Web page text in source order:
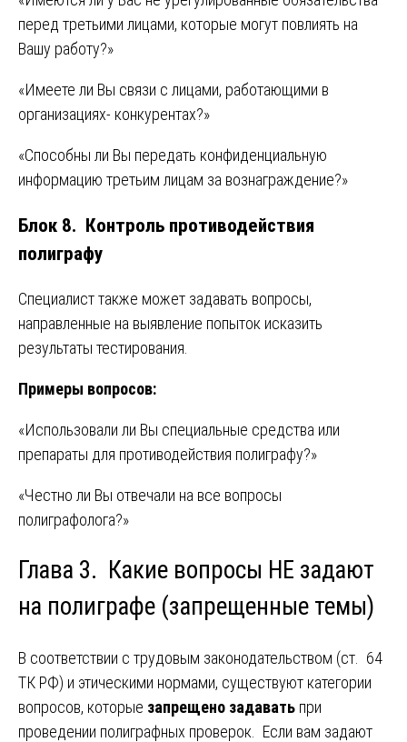
перед третьими лицами, которые могут повлиять на
Вашу работу?»
«Имеете ли Вы связи с лицами, работающими в
организациях- конкурентах?»
«Способны ли Вы передать конфиденциальную
информацию третьим лицам за вознаграждение?»
Блок 8. Контроль противодействия
полиграфу
Специалист также может задавать вопросы,
направленные на выявление попыток исказить
результаты тестирования.
Примеры вопросов:
«Использовали ли Вы специальные средства или
препараты для противодействия полиграфу?»
«Честно ли Вы отвечали на все вопросы
полиграфолога?»
Глава 3. Какие вопросы НЕ задают
на полиграфе (запрещенные темы)
В соответствии с трудовым законодательством (ст. 64
ТК РФ) и этическими нормами, существуют категории
вопросов, которые запрещено задавать при
проведении полиграфных проверок. Если вам задают